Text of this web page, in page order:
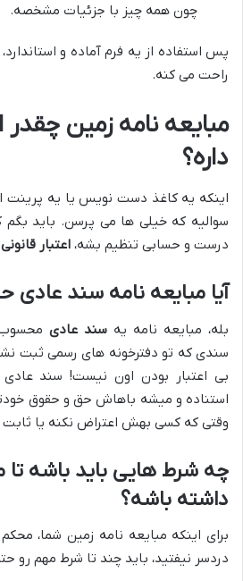
چون همه چیز با جزئیات مشخصه.
پس استفاده از یه فرم آماده و
راحت می کنه.
مبایعه نامه زمین چقدر
داره؟
اینکه یه کاغذ دست نویس یا یه پرینت از
سوالیه که خیلی ها می پرسن. باید بگم
درست و حسابی تنظیم بشه، اعتبار
آیا مبایعه نامه سند
بله، مبایعه نامه یه سند عادی
سندی که تو دفترخونه های رسمی ثبت
بی اعتبار بودن اون نیست! سند عادی
استناده و میشه باهاش حق و حقوق
وقتی که کسی بهش اعتراض نکنه یا
چه شرط هایی باید باشه تا
داشته باشه؟
برای اینکه مبایعه نامه زمین شما،
دردسر نیفتید، باید چند تا شرط مهم رو